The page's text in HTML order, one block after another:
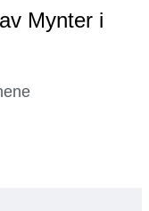
Mynter i